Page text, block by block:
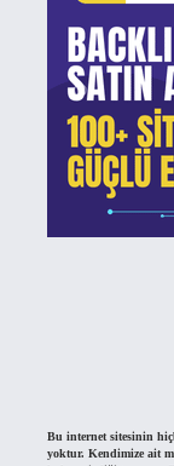
Bu internet sitesinin
yoktur. Kendimize ait